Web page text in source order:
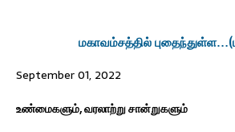
மகாவம்சத்தில்
September 01, 2022
உண்மைகளும், வரலாற்று சான்றுகளும்